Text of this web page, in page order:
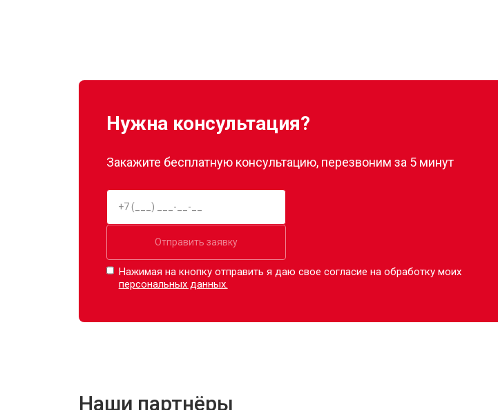
Нужна консультация?
Закажите бесплатную консультацию, перезвоним за 5 минут
Отправить заявку
Нажимая на кнопку отправить я даю свое согласие на обработку моих
персональных данных.
Наши партнёры